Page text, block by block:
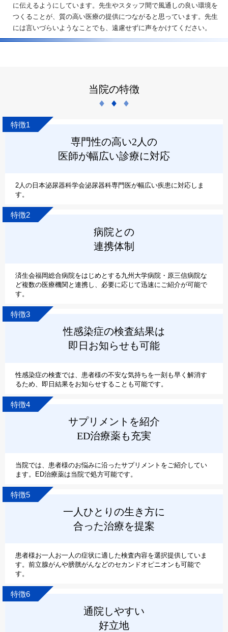
に伝えるようにしています。先生やスタッフ間で風通しの良い環境を
つくることが、質の高い医療の提供につながると思っています。先生
には言いづらいようなことでも、遠慮せずに声をかけてください。
当院の特徴
特徴1
専門性の高い2人の
医師が幅広い診療に対応
2人の日本泌尿器科学会泌尿器科専門医が幅広い疾患に対応しま
す。
特徴2
病院との
連携体制
済生会福岡総合病院をはじめとする九州大学病院・原三信病院な
ど複数の医療機関と連携し、必要に応じて迅速にご紹介が可能で
す。
特徴3
性感染症の検査結果は
即日お知らせも可能
性感染症の検査では、患者様の不安な気持ちを一刻も早く解消す
るため、即日結果をお知らせすることも可能です。
特徴4
サプリメントを紹介
ED治療薬も充実
当院では、患者様のお悩みに沿ったサプリメントをご紹介してい
ます。ED治療薬は当院で処方可能です。
特徴5
一人ひとりの生き方に
合った治療を提案
患者様お一人お一人の症状に適した検査内容を選択提供していま
す。前立腺がんや膀胱がんなどのセカンドオピニオンも可能で
す。
特徴6
通院しやすい
好立地